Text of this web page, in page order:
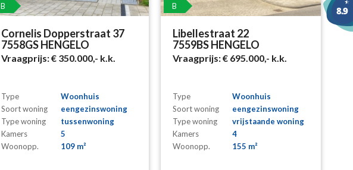
B
Cornelis Dopperstraat 37
7558GS HENGELO
Vraagprijs:€ 350.000,- k.k.
Type
Woonhuis
Soort woning
eengezinswoning
Type woning
tussenwoning
Kamers
5
Woonopp.
109 m²
B
Libellestraat 22
7559BS HENGELO
Vraagprijs:€ 695.000,- k.k.
Type
Woonhuis
Soort woning
eengezinswoning
Type woning
vrijstaande woning
Kamers
4
Woonopp.
155 m²